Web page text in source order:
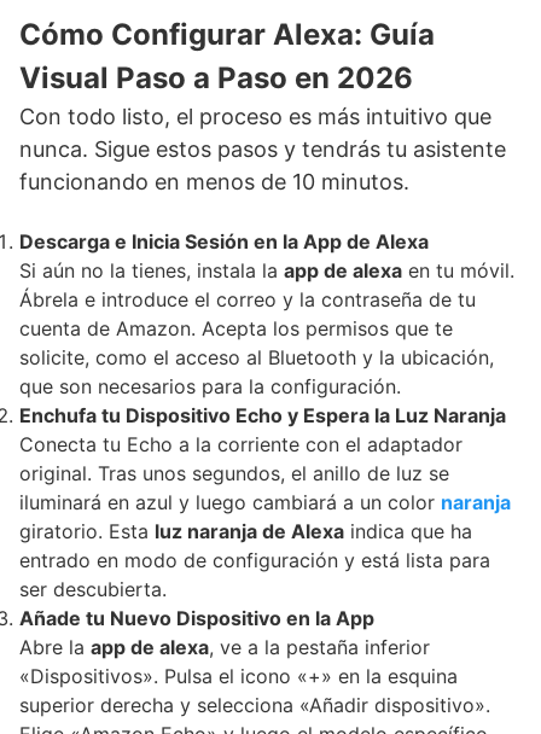
Cómo Configurar Alexa: Guía
Visual Paso a Paso en 2026
Con todo listo, el proceso es más intuitivo que
nunca. Sigue estos pasos y tendrás tu asistente
funcionando en menos de 10 minutos.
Descarga e Inicia Sesión en la App de Alexa
Si aún no la tienes, instala la app de alexa en tu móvil.
Ábrela e introduce el correo y la contraseña de tu
cuenta de Amazon. Acepta los permisos que te
solicite, como el acceso al Bluetooth y la ubicación,
que son necesarios para la configuración.
Enchufa tu Dispositivo Echo y Espera la Luz Naranja
Conecta tu Echo a la corriente con el adaptador
original. Tras unos segundos, el anillo de luz se
iluminará en azul y luego cambiará a un color naranja
giratorio. Esta luz naranja de Alexa indica que ha
entrado en modo de configuración y está lista para
ser descubierta.
Añade tu Nuevo Dispositivo en la App
Abre la app de alexa, ve a la pestaña inferior
«Dispositivos». Pulsa el icono «+» en la esquina
superior derecha y selecciona «Añadir dispositivo».